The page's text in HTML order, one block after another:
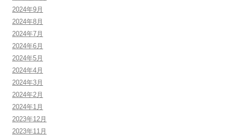
2024年9月
2024年8月
2024年7月
2024年6月
2024年5月
2024年4月
2024年3月
2024年2月
2024年1月
2023年12月
2023年11月